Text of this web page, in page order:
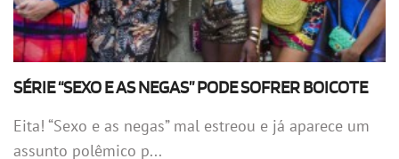
SÉRIE “SEXO E AS NEGAS” PODE SOFRER BOICOTE
Eita! “Sexo e as negas” mal estreou e já aparece um
assunto polêmico p...